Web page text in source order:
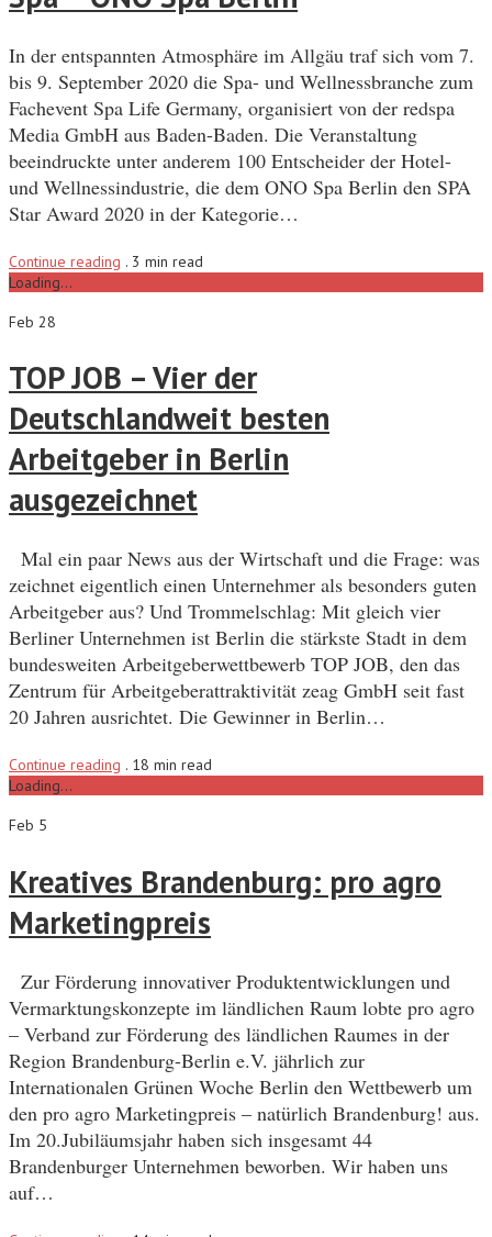
In der entspannten Atmosphäre im Allgäu traf sich vom 7.
bis 9. September 2020 die Spa- und Wellnessbranche zum
Fachevent Spa Life Germany, organisiert von der redspa
Media GmbH aus Baden-Baden. Die Veranstaltung
beeindruckte unter anderem 100 Entscheider der Hotel-
und Wellnessindustrie, die dem ONO Spa Berlin den SPA
Star Award 2020 in der Kategorie…
Continue reading . 3 min read
Loading...
Feb 28
TOP JOB – Vier der
Deutschlandweit besten
Arbeitgeber in Berlin
ausgezeichnet
Mal ein paar News aus der Wirtschaft und die Frage: was
zeichnet eigentlich einen Unternehmer als besonders guten
Arbeitgeber aus? Und Trommelschlag: Mit gleich vier
Berliner Unternehmen ist Berlin die stärkste Stadt in dem
bundesweiten Arbeitgeberwettbewerb TOP JOB, den das
Zentrum für Arbeitgeberattraktivität zeag GmbH seit fast
20 Jahren ausrichtet. Die Gewinner in Berlin…
Continue reading . 18 min read
Loading...
Feb 5
Kreatives Brandenburg: pro agro
Marketingpreis
Zur Förderung innovativer Produktentwicklungen und
Vermarktungskonzepte im ländlichen Raum lobte pro agro
– Verband zur Förderung des ländlichen Raumes in der
Region Brandenburg-Berlin e.V. jährlich zur
Internationalen Grünen Woche Berlin den Wettbewerb um
den pro agro Marketingpreis – natürlich Brandenburg! aus.
Im 20.Jubiläumsjahr haben sich insgesamt 44
Brandenburger Unternehmen beworben. Wir haben uns
auf…